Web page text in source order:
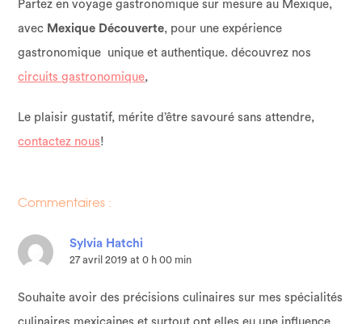
Partez en voyage gastronomique sur mesure au Mexique,
avec Mexique Découverte, pour une expérience
gastronomique unique et authentique. découvrez nos
circuits gastronomique,
Le plaisir gustatif, mérite d’être savouré sans attendre,
contactez nous!
Commentaires :
Sylvia Hatchi
27 avril 2019 at 0 h 00 min
Souhaite avoir des précisions culinaires sur mes spécialités